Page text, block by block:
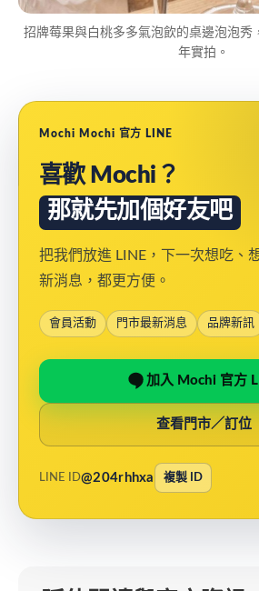
招牌莓果與白桃多多氣泡飲的桌邊泡泡秀
年實拍。
Mochi Mochi 官方 LINE
喜歡 Mochi？
那就先加個好友吧
把我們放進 LINE，下一次想吃、
新消息，都更方便。
會員活動 門市最新消息 品牌新訊
加入 Mochi 官方
查看門市／訂位
LINE ID@204rhhxa 複製 ID